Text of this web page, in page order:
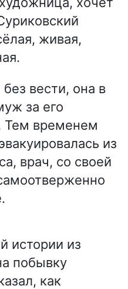
живая,
вести, она в
за его
Тем временем
из
врач, со своей
истории из
побывку
как